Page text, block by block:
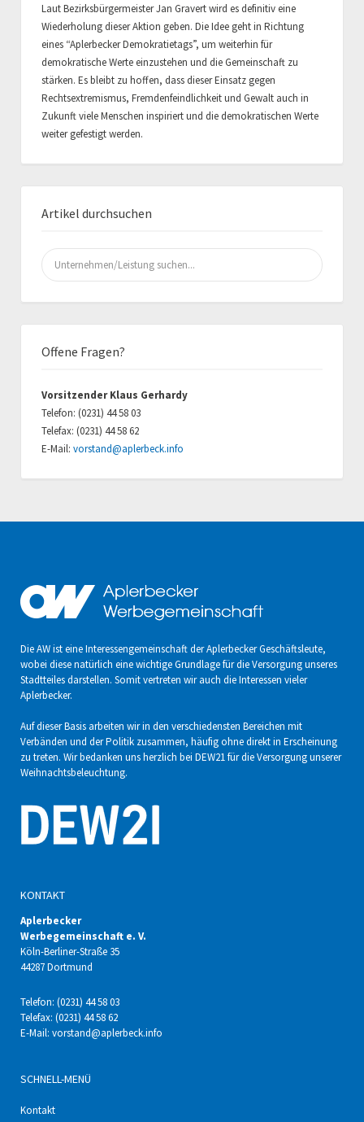
Laut Bezirksbürgermeister Jan Gravert wird es definitiv eine
Wiederholung dieser Aktion geben. Die Idee geht in Richtung
eines “Aplerbecker Demokratietags”, um weiterhin für
demokratische Werte einzustehen und die Gemeinschaft zu
stärken. Es bleibt zu hoffen, dass dieser Einsatz gegen
Rechtsextremismus, Fremdenfeindlichkeit und Gewalt auch in
Zukunft viele Menschen inspiriert und die demokratischen Werte
weiter gefestigt werden.
Artikel durchsuchen
Suchen
nach:
Offene Fragen?
Vorsitzender Klaus Gerhardy
Telefon: (0231) 44 58 03
Telefax: (0231) 44 58 62
E-Mail: vorstand@aplerbeck.info
Die AW ist eine Interessengemeinschaft der Aplerbecker Geschäftsleute,
wobei diese natürlich eine wichtige Grundlage für die Versorgung unseres
Stadtteiles darstellen. Somit vertreten wir auch die Interessen vieler
Aplerbecker.
Auf dieser Basis arbeiten wir in den verschiedensten Bereichen mit
Verbänden und der Politik zusammen, häufig ohne direkt in Erscheinung
zu treten. Wir bedanken uns herzlich bei DEW21 für die Versorgung unserer
Weihnachtsbeleuchtung.
KONTAKT
Aplerbecker
Werbegemeinschaft e. V.
Köln-Berliner-Straße 35
44287 Dortmund
Telefon: (0231) 44 58 03
Telefax: (0231) 44 58 62
E-Mail: vorstand@aplerbeck.info
SCHNELL-MENÜ
Kontakt